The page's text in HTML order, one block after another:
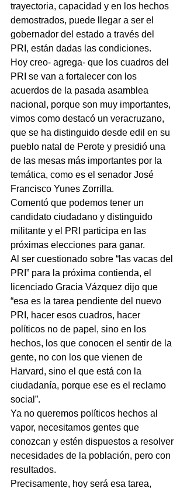
trayectoria, capacidad y en los hechos
demostrados, puede llegar a ser el
gobernador del estado a través del
PRI, están dadas las condiciones.
Hoy creo- agrega- que los cuadros del
PRI se van a fortalecer con los
acuerdos de la pasada asamblea
nacional, porque son muy importantes,
vimos como destacó un veracruzano,
que se ha distinguido desde edil en su
pueblo natal de Perote y presidió una
de las mesas más importantes por la
temática, como es el senador José
Francisco Yunes Zorrilla.
Comentó que podemos tener un
candidato ciudadano y distinguido
militante y el PRI participa en las
próximas elecciones para ganar.
Al ser cuestionado sobre “las vacas del
PRI” para la próxima contienda, el
licenciado Gracia Vázquez dijo que
“esa es la tarea pendiente del nuevo
PRI, hacer esos cuadros, hacer
políticos no de papel, sino en los
hechos, los que conocen el sentir de la
gente, no con los que vienen de
Harvard, sino el que está con la
ciudadanía, porque ese es el reclamo
social”.
Ya no queremos políticos hechos al
vapor, necesitamos gentes que
conozcan y estén dispuestos a resolver
necesidades de la población, pero con
resultados.
Precisamente, hoy será esa tarea,